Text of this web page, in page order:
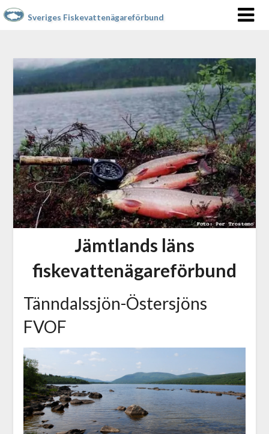
Sveriges Fiskevattenägareförbund
Jämtlands läns
fiskevattenägareförbund
Tänndalssjön-Östersjöns
FVOF